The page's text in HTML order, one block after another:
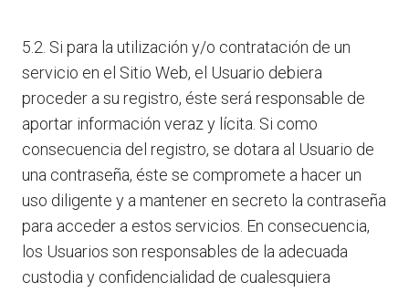
5.2. Si para la utilización y/o contratación de un
servicio en el Sitio Web, el Usuario debiera
proceder a su registro, éste será responsable de
aportar información veraz y lícita. Si como
consecuencia del registro, se dotara al Usuario de
una contraseña, éste se compromete a hacer un
uso diligente y a mantener en secreto la contraseña
para acceder a estos servicios. En consecuencia,
los Usuarios son responsables de la adecuada
custodia y confidencialidad de cualesquiera